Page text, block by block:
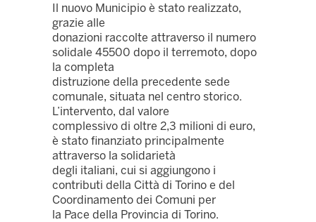
Il nuovo Municipio è stato realizzato,
grazie alle
donazioni raccolte attraverso il numero
solidale 45500 dopo il terremoto, dopo
la completa
distruzione della precedente sede
comunale, situata nel centro storico.
L’intervento, dal valore
complessivo di oltre 2,3 milioni di euro,
è stato finanziato principalmente
attraverso la solidarietà
degli italiani, cui si aggiungono i
contributi della Città di Torino e del
Coordinamento dei Comuni per
la Pace della Provincia di Torino.